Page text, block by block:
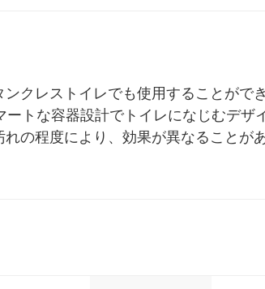
クレストイレでも使用することがで
トな容器設計でトイレになじむデ
の程度により、効果が異なることが